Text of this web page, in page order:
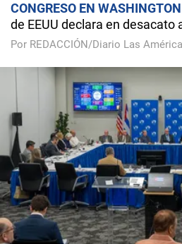
CONGRESO EN WASHINGTON
de EEUU declara en desacato
Por REDACCIÓN/Diario Las